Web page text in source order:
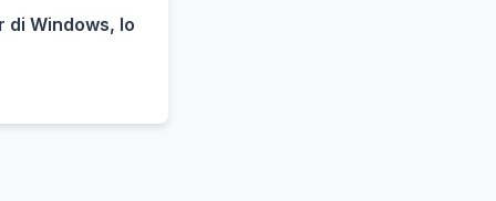
di Windows, lo